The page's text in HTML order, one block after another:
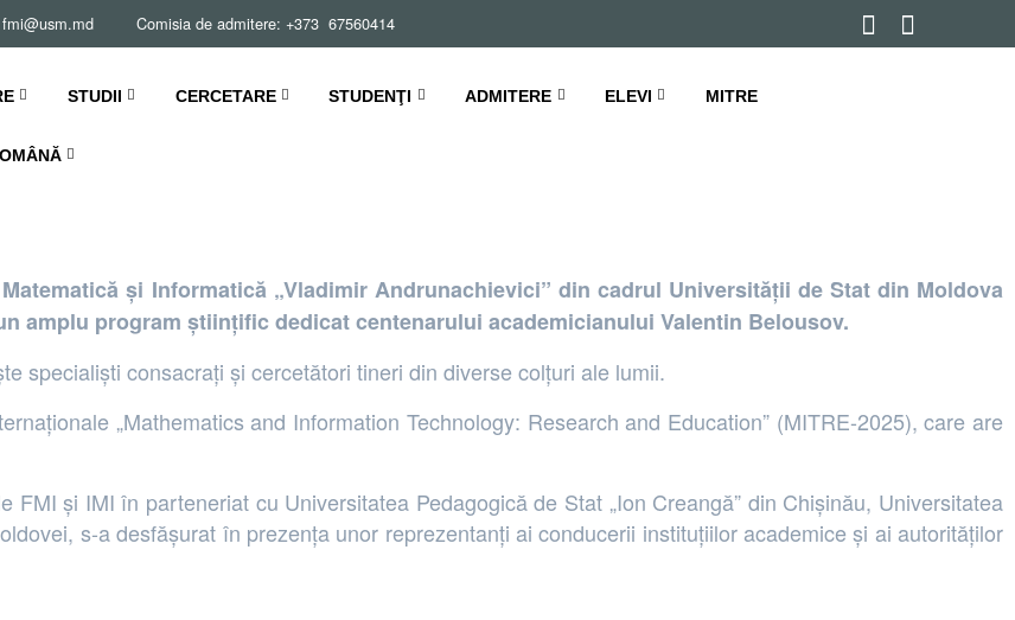
fmi@usm.md Comisia de admitere: +373 67560414
STUDII CERCETARE STUDENŢI ADMITERE ELEVI MITRE
MITRE-2025
și Informatică „Vladimir Andrunachievici” din cadrul Universității de Stat din Moldova
amplu program științific dedicat centenarului academicianului Valentin Belousov.
specialiști consacrați și cercetători tineri din diverse colțuri ale lumii.
„Mathematics and Information Technology: Research and Education” (MITRE-2025), care are
și IMI în parteneriat cu Universitatea Pedagogică de Stat „Ion Creangă” din Chișinău, Universitatea
s-a desfășurat în prezența unor reprezentanți ai conducerii instituțiilor academice și ai autorităților